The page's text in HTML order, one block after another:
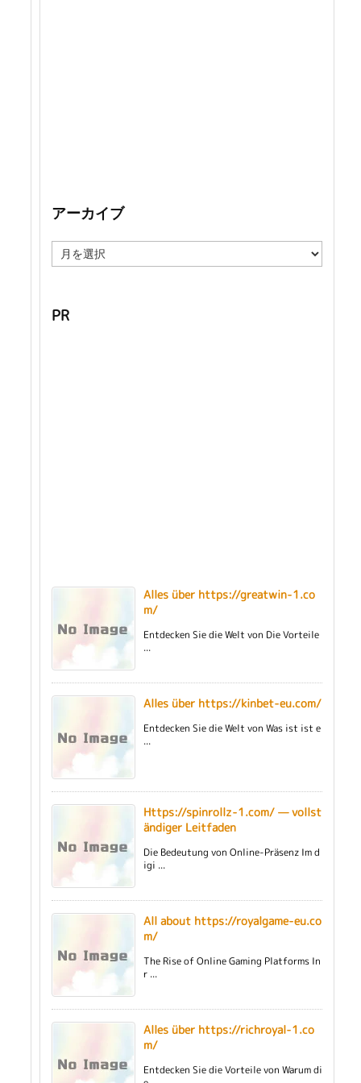
アーカイブ
ー
ブ
PR
Alles über https://greatwin-1.co
m/
Entdecken Sie die Welt von Die Vorteile
...
Alles über https://kinbet-eu.com/
Entdecken Sie die Welt von Was ist ist e
...
Https://spinrollz-1.com/ — vollst
ändiger Leitfaden
Die Bedeutung von Online-Präsenz Im d
igi ...
All about https://royalgame-eu.co
m/
The Rise of Online Gaming Platforms In
r ...
Alles über https://richroyal-1.co
m/
Entdecken Sie die Vorteile von Warum di